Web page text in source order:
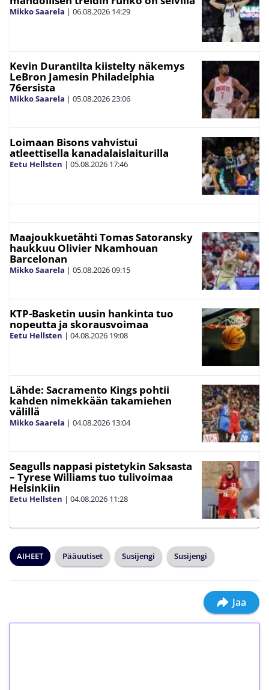
Mikko Saarela | 06.08.2026 14:29
Kevin Durantilta kiistelty näkemys
LeBron Jamesin Philadelphia
76ersista
Mikko Saarela | 05.08.202623:06
Loimaan Bisons vahvistui
atleettisella kanadalaislaiturilla
Eetu Hellsten | 05.08.2026 17:46
Maajoukkuetähti Tomas Satoransky
haukkuu Olivier Nkamhouan
Barcelonan
Mikko Saarela | 05.08.202609:15
KTP-Basketin uusin hankinta tuo
nopeutta ja skorausvoimaa
Eetu Hellsten | 04.08.2026 19:08
Lähde: Sacramento Kings pohtii
kahden nimekkään takamiehen
välillä
Mikko Saarela | 04.08.2026 13:04
Seagulls nappasi pistetykin Saksasta
– Tyrese Williams tuo tulivoimaa
Helsinkiin
Eetu Hellsten | 04.08.2026 11:28
AIHEET Pääuutiset Susijengi Susijengi
Jaa